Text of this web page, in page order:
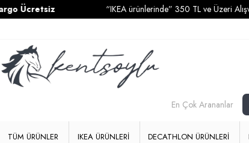
Ücretsiz “IKEA ürünlerinde” 350 TL ve Üzeri
En Çok Arananlar
TÜM ÜRÜNLER IKEA ÜRÜNLERI DECATHLON ÜRÜNLERI